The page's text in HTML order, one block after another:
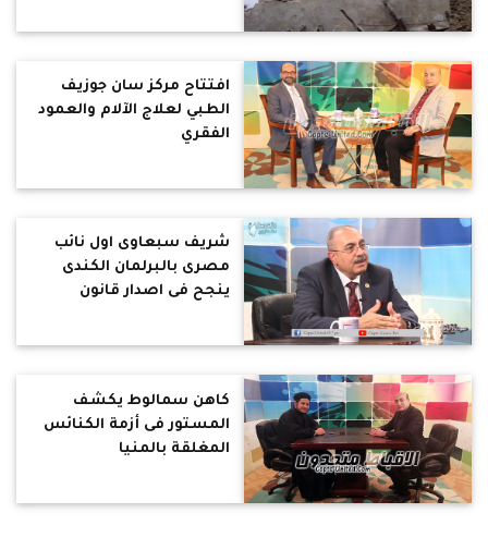
افتتاح مركز سان جوزيف
الطبي لعلاج الآلام والعمود
الفقري
شريف سبعاوى اول نائب
مصرى بالبرلمان الكندى
ينجح فى اصدار قانون
كاهن سمالوط يكشف
المستور فى أزمة الكنائس
المغلقة بالمنيا